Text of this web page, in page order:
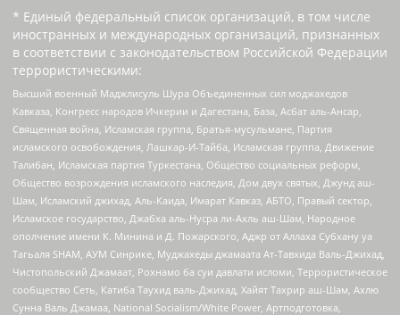
* Единый федеральный список организаций, в том числе
иностранных и международных организаций, признанных
в соответствии с законодательством Российской Федерации
террористическими:
Высший военный Маджлисуль Шура Объединенных сил моджахедов
Кавказа, Конгресс народов Ичкерии и Дагестана, База, Асбат аль-Ансар,
Священная война, Исламская группа, Братья-мусульмане, Партия
исламского освобождения, Лашкар-И-Тайба, Исламская группа, Движение
Талибан, Исламская партия Туркестана, Общество социальных реформ,
Общество возрождения исламского наследия, Дом двух святых, Джунд аш-
Шам, Исламский джихад, Аль-Каида, Имарат Кавказ, АБТО, Правый сектор,
Исламское государство, Джабха аль-Нусра ли-Ахль аш-Шам, Народное
ополчение имени К. Минина и Д. Пожарского, Аджр от Аллаха Субхану уа
Тагьаля SHAM, АУМ Синрике, Муджахеды джамаата Ат-Тавхида Валь-Джихад,
Чистопольский Джамаат, Рохнамо ба суи давлати исломи, Террористическое
сообщество Сеть, Катиба Таухид валь-Джихад, Хайят Тахрир аш-Шам, Ахлю
Сунна Валь Джамаа, National Socialism/White Power, Артподготовка,